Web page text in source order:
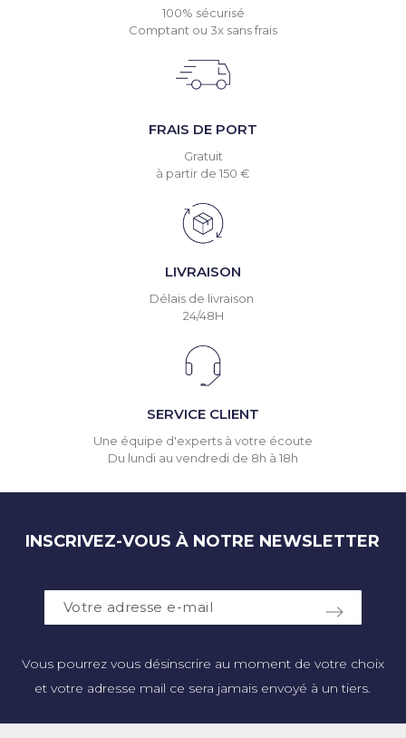
100% sécurisé
Comptant ou 3x sans frais
FRAIS DE PORT
Gratuit
à partir de 150 €
LIVRAISON
Délais de livraison
24/48H
SERVICE CLIENT
Une équipe d'experts à votre écoute
Du lundi au vendredi de 8h à 18h
INSCRIVEZ-VOUS À NOTRE NEWSLETTER
Vous pourrez vous désinscrire au moment de votre choix
et votre adresse mail ce sera jamais envoyé à un tiers.